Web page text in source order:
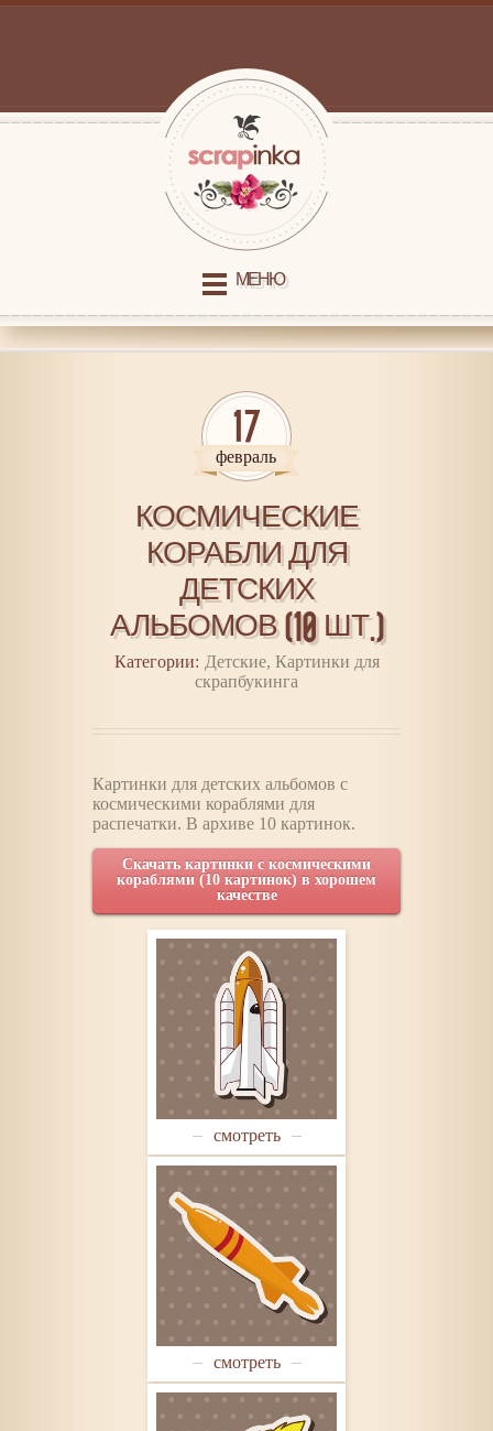
МЕНЮ
17
февраль
КОСМИЧЕСКИЕ
КОРАБЛИ ДЛЯ
ДЕТСКИХ
АЛЬБОМОВ (10 ШТ.)
Категории: Детские, Картинки для
скрапбукинга
Картинки для детских альбомов с
космическими кораблями для
распечатки. В архиве 10 картинок.
Скачать картинки с космическими
кораблями (10 картинок) в хорошем
качестве
смотреть
смотреть